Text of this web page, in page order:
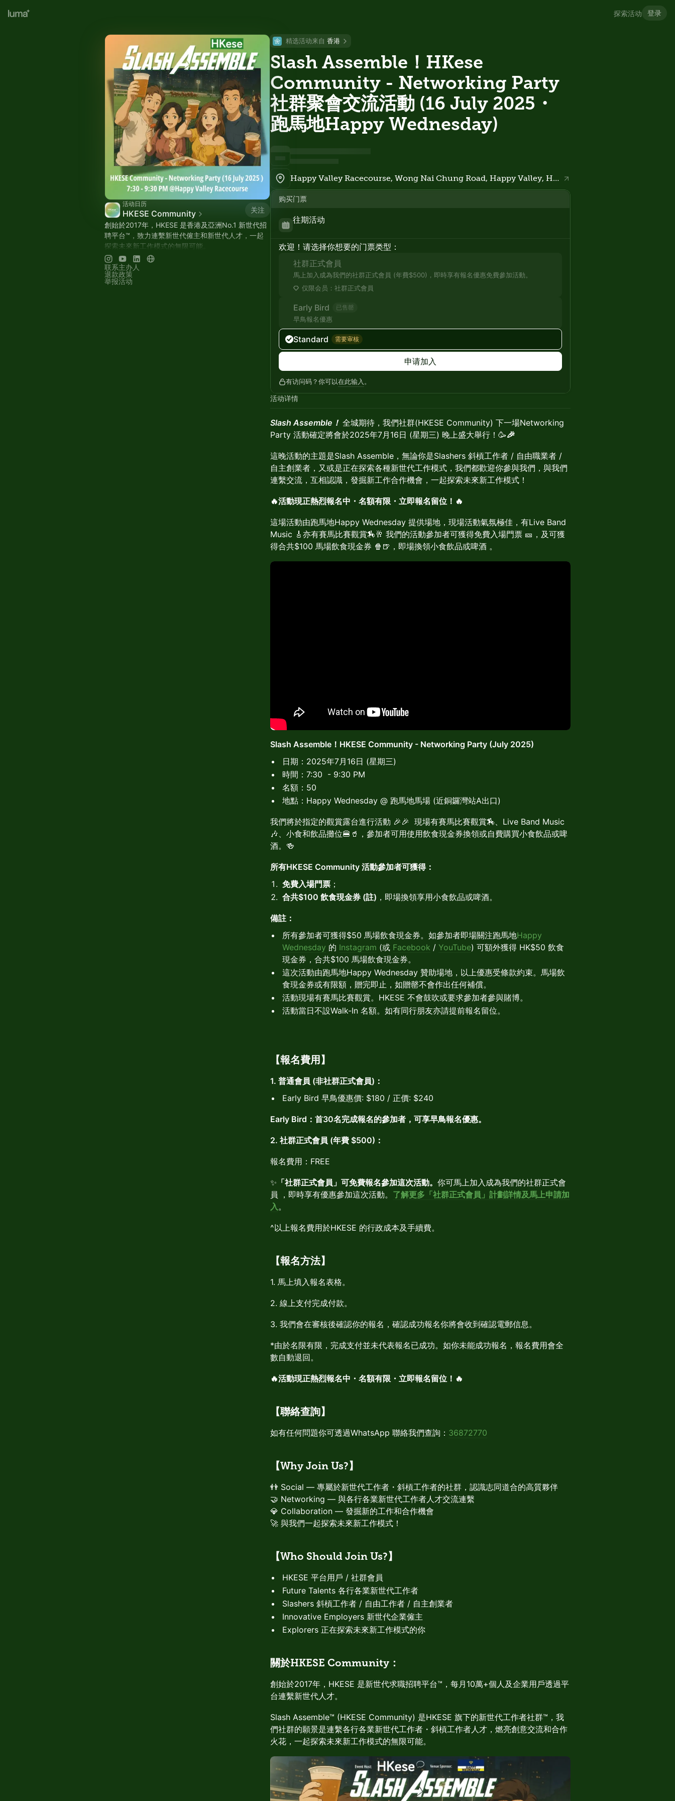
探索活动 登录
活动日历
HKESE Community
关注
創始於2017年，HKESE 是香港及亞洲No.1 新世代招
聘平台™，致力連繫新世代僱主和新世代人才，一起
探索未來新工作模式的無限可能。
​Slash Assemble™ (HKESE Community) 是HKESE 旗
下的新世代工作者社群™，我們社群的願景是連繫各
行各業新世代人才，燃亮創意交流和合作火花，一起
联系主办人
退款政策
举报活动
精选活动来自 香港
Slash Assemble！HKese
Community - Networking Party
社群聚會交流活動 (16 July 2025・
跑馬地Happy Wednesday)
Happy Valley Racecourse, Wong Nai Chung Road, Happy Valley, Hong Kong Island
购买门票
往期活动
欢迎！请选择你想要的门票类型：
社群正式會員
馬上加入成為我們的社群正式會員 (年費$500)，即時享有報名優惠免費參加活動。
仅限会员：社群正式會員
Early Bird 已售罄
早鳥報名優惠
Standard 需要审核
申请加入
有访问码？你可以在此输入 。
活动详情
Slash Assemble！ 全城期待，我們社群(HKESE Community) 下一場Networking
Party 活動確定將會於2025年7月16日 (星期三) 晚上盛大舉行！🥳🎉
這晚活動的主題是Slash Assemble，無論你是Slashers 斜槓工作者 / 自由職業者 /
自主創業者，又或是正在探索各種新世代工作模式，我們都歡迎你參與我們，與我們
連繫交流，互相認識，發掘新工作合作機會，一起探索未來新工作模式！
🔥活動現正熱烈報名中・名額有限・立即報名留位！🔥
這場活動由跑馬地Happy Wednesday 提供場地，現場活動氣氛極佳，有Live Band
Music 🎸亦有賽馬比賽觀賞🏇🥂 我們的活動參加者可獲得免費入場門票 🎫，及可獲
得合共$100 馬場飲食現金券 🍿🍺，即場換領小食飲品或啤酒 。
Slash Assemble！HKESE Community - Networking Party (July 2025)
日期：2025年7月16日 (星期三)
時間：7:30 - 9:30 PM
名額：50
地點：Happy Wednesday @ 跑馬地馬場 (近銅鑼灣站A出口)
我們將於指定的觀賞露台進行活動 🎉🎉 現場有賽馬比賽觀賞🏇、Live Band Music
🎶、小食和飲品攤位🍔🥤，參加者可用使用飲食現金券換領或自費購買小食飲品或啤
酒。🍻
所有HKESE Community 活動參加者可獲得：
免費入場門票 ；
合共$100 飲食現金券 (註) ，即場換領享用小食飲品或啤酒。
備註：
所有參加者可獲得$50 馬場飲食現金券。如參加者即場關注跑馬地Happy
Wednesday 的 Instagram (或 Facebook / YouTube) 可額外獲得 HK$50 飲食
現金券，合共$100 馬場飲食現金券。
這次活動由跑馬地Happy Wednesday 贊助場地，以上優惠受條款約束。馬場飲
食現金券或有限額，贈完即止，如贈罄不會作出任何補償。
活動現場有賽馬比賽觀賞。HKESE 不會鼓吹或要求參加者參與賭博。
活動當日不設Walk-In 名額。如有同行朋友亦請提前報名留位。
【報名費用】
1. 普通會員 (非社群正式會員)：
Early Bird 早鳥優惠價: $180 / 正價: $240
Early Bird：首30名完成報名的參加者，可享早鳥報名優惠。
2. 社群正式會員 (年費 $500)：
報名費用：FREE
✨ 「社群正式會員」可免費報名參加這次活動。 你可馬上加入成為我們的社群正式會
員
，即時享有優惠參加這次活動。 了解更多「社群正式會員」計劃詳情及馬上申請加
入。
^以上報名費用於HKESE 的行政成本及手續費。
【報名方法】
1. 馬上填入報名表格。
2. 線上支付完成付款。
3. 我們會在審核後確認你的報名，確認成功報名你將會收到確認電郵信息。
*由於名限有限，完成支付並未代表報名已成功。如你未能成功報名，報名費用會全
數自動退回。
🔥活動現正熱烈報名中・名額有限・立即報名留位！🔥
【聯絡查詢】
如有任何問題你可透過WhatsApp 聯絡我們查詢： 36872770
【Why Join Us?】
👬 Social — 專屬於新世代工作者・斜槓工作者的社群，認識志同道合的高質夥伴
🤝 Networking — 與各行各業新世代工作者人才交流連繫
💎 Collaboration — 發掘新的工作和合作機會
🚀 與我們一起探索未來新工作模式！
【Who Should Join Us?】
HKESE 平台用戶 / 社群會員
Future Talents 各行各業新世代工作者
Slashers 斜槓工作者 / 自由工作者 / 自主創業者
Innovative Employers 新世代企業僱主
Explorers 正在探索未來新工作模式的你
關於HKESE Community：
創始於2017年，HKESE 是新世代求職招聘平台™，每月10萬+個人及企業用戶透過平
台連繫新世代人才。
Slash Assemble™ (HKESE Community) 是HKESE 旗下的新世代工作者社群™，我
們社群的願景是連繫各行各業新世代工作者・斜槓工作者人才，燃亮創意交流和合作
火花，一起探索未來新工作模式的無限可能。